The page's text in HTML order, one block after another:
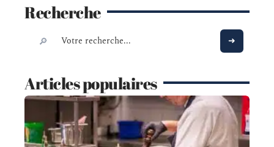
Recherche
Articles populaires